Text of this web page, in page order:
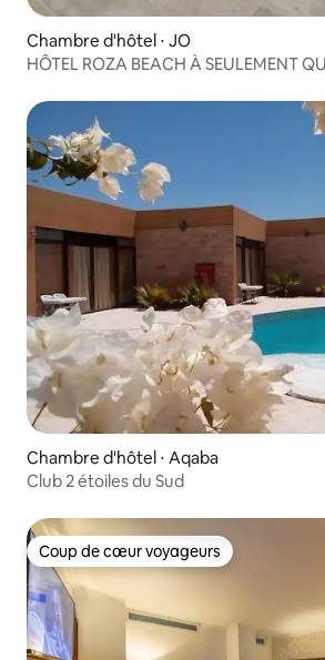
Chambre d'hôtel ⋅ JO
HÔTEL ROZA BEACH À SEULEMENT
Chambre d'hôtel ⋅ Aqaba
Club 2 étoiles du Sud
Coup de cœur voyageurs
Coup de cœur voyageurs